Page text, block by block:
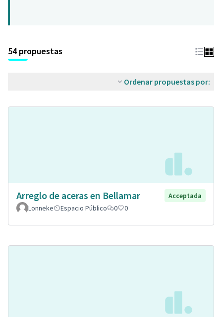
54 propuestas
Ordenar propuestas por:
Arreglo de aceras en Bellamar
Acceptada
Lonneke
Espacio Público 0 0